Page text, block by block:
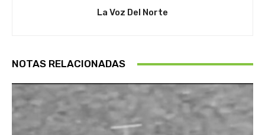
La Voz Del Norte
NOTAS RELACIONADAS